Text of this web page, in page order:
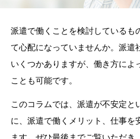
派遣で働くことを検討しているも
て心配になっていませんか。派遣
いくつかありますが、働き方によ
ことも可能です。
このコラムでは、派遣が不安定と
に、派遣で働くメリット、仕事を
ます。ぜひ最後までご覧いただき